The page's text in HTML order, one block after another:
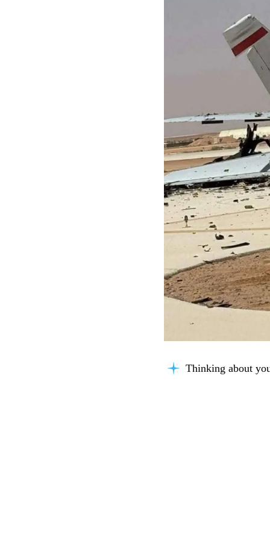
Thinking about